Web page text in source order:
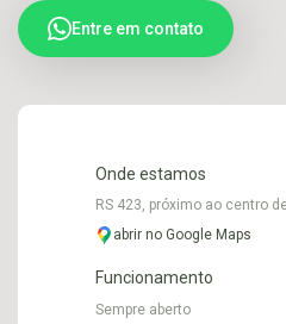
Entre em contato
Onde estamos
RS 423, próximo ao centro
abrir no Google Maps
Funcionamento
Sempre aberto